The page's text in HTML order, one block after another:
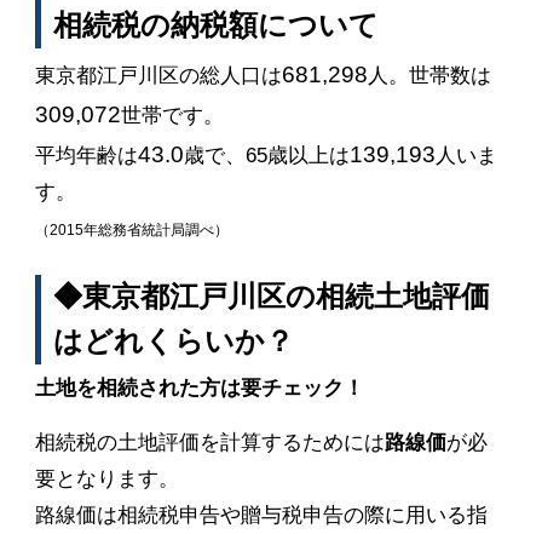
相続税の納税額について
東京都江戸川区の総人口は681,298 人。世帯数は
309,072世帯です。
平均年齢は43.0歳で、65歳以上は139,193 人いま
す。
（2015年総務省統計局調べ）
◆東京都江戸川区の相続土地評価
はどれくらいか？
土地を相続された方は要チェック！
相続税の土地評価を計算するためには路線価が必
要となります。
路線価は相続税申告や贈与税申告の際に用いる指